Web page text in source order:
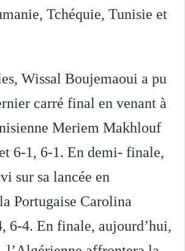
Tchéquie, Tunisie et
Wissal Boujemaoui a pu
carré final en venant à
Meriem Makhlouf
6-1, 6-1. En demi- finale,
sur sa lancée en
Portugaise Carolina
6-4. En finale, aujourd’hui,